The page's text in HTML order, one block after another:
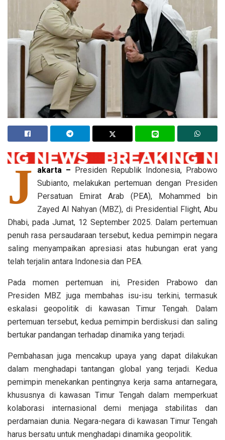
J akarta – Presiden Republik Indonesia, Prabowo
Subianto, melakukan pertemuan dengan Presiden
Persatuan Emirat Arab (PEA), Mohammed bin
Zayed Al Nahyan (MBZ), di Presidential Flight, Abu
Dhabi, pada Jumat, 12 September 2025. Dalam pertemuan
penuh rasa persaudaraan tersebut, kedua pemimpin negara
saling menyampaikan apresiasi atas hubungan erat yang
telah terjalin antara Indonesia dan PEA.
Pada momen pertemuan ini, Presiden Prabowo dan
Presiden MBZ juga membahas isu-isu terkini, termasuk
eskalasi geopolitik di kawasan Timur Tengah. Dalam
pertemuan tersebut, kedua pemimpin berdiskusi dan saling
bertukar pandangan terhadap dinamika yang terjadi.
Pembahasan juga mencakup upaya yang dapat dilakukan
dalam menghadapi tantangan global yang terjadi. Kedua
pemimpin menekankan pentingnya kerja sama antarnegara,
khususnya di kawasan Timur Tengah dalam memperkuat
kolaborasi internasional demi menjaga stabilitas dan
perdamaian dunia. Negara-negara di kawasan Timur Tengah
harus bersatu untuk menghadapi dinamika geopolitik.